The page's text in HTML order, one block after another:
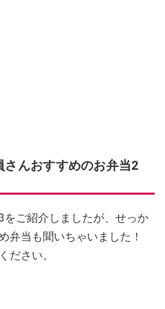
んおすすめのお弁当2
をご紹介しましたが、せっか
弁当も聞いちゃいました！
ださい。